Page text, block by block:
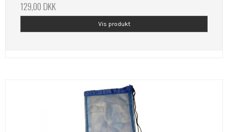
129,00 DKK
Vis produkt